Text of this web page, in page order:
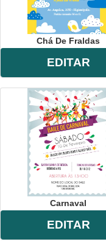
Chá De Fraldas
EDITAR
Carnaval
EDITAR